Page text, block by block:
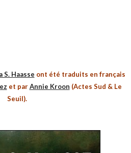
S. Haasse ont été traduits en français
et parAnnie Kroon (Actes Sud & Le
Seuil).